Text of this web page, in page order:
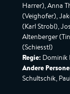
Harrer), Anna
(Veighofer),
(Karl Strobl),
Altenberger
(Schiesstl)
Regie: Dominik
Andere
Schultschik,